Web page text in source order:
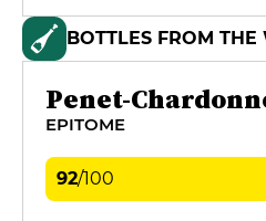
BOTTLES FROM THE
Penet-
EPITOME
92/100